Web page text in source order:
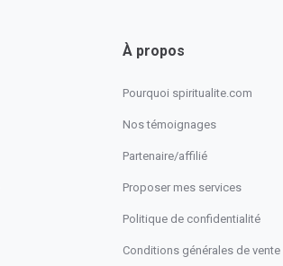
À propos
Pourquoi spiritualite.com
Nos témoignages
Partenaire/affilié
Proposer mes services
Politique de confidentialité
Conditions générales de vente